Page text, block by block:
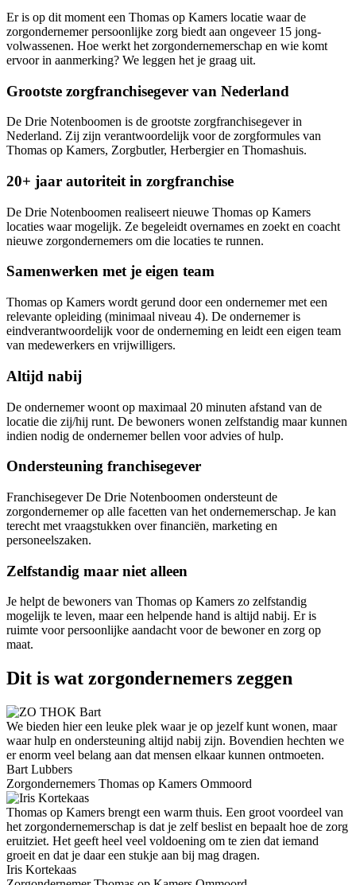
Er is op dit moment een Thomas op Kamers locatie waar de
zorgondernemer persoonlijke zorg biedt aan ongeveer 15 jong-
volwassenen. Hoe werkt het zorgondernemerschap en wie komt
ervoor in aanmerking? We leggen het je graag uit.
Grootste zorgfranchisegever van Nederland
De Drie Notenboomen is de grootste zorgfranchisegever in
Nederland. Zij zijn verantwoordelijk voor de zorgformules van
Thomas op Kamers, Zorgbutler, Herbergier en Thomashuis.
20+ jaar autoriteit in zorgfranchise
De Drie Notenboomen realiseert nieuwe Thomas op Kamers
locaties waar mogelijk. Ze begeleidt overnames en zoekt en coacht
nieuwe zorgondernemers om die locaties te runnen.
Samenwerken met je eigen team
Thomas op Kamers wordt gerund door een ondernemer met een
relevante opleiding (minimaal niveau 4). De ondernemer is
eindverantwoordelijk voor de onderneming en leidt een eigen team
van medewerkers en vrijwilligers.
Altijd nabij
De ondernemer woont op maximaal 20 minuten afstand van de
locatie die zij/hij runt. De bewoners wonen zelfstandig maar kunnen
indien nodig de ondernemer bellen voor advies of hulp.
Ondersteuning franchisegever
Franchisegever De Drie Notenboomen ondersteunt de
zorgondernemer op alle facetten van het ondernemerschap. Je kan
terecht met vraagstukken over financiën, marketing en
personeelszaken.
Zelfstandig maar niet alleen
Je helpt de bewoners van Thomas op Kamers zo zelfstandig
mogelijk te leven, maar een helpende hand is altijd nabij. Er is
ruimte voor persoonlijke aandacht voor de bewoner en zorg op
maat.
Dit is wat zorgondernemers zeggen
We bieden hier een leuke plek waar je op jezelf kunt wonen, maar
waar hulp en ondersteuning altijd nabij zijn. Bovendien hechten we
er enorm veel belang aan dat mensen elkaar kunnen ontmoeten.
Bart Lubbers
Zorgondernemers Thomas op Kamers Ommoord
Thomas op Kamers brengt een warm thuis. Een groot voordeel van
het zorgondernemerschap is dat je zelf beslist en bepaalt hoe de zorg
eruitziet. Het geeft heel veel voldoening om te zien dat iemand
groeit en dat je daar een stukje aan bij mag dragen.
Iris Kortekaas